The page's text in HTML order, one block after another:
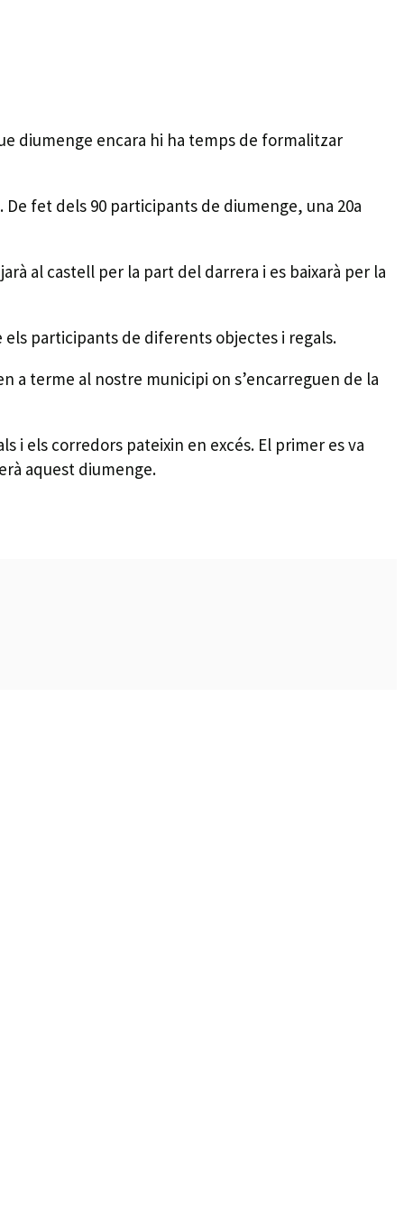
diumenge encara hi ha temps de formalitzar
fet dels 90 participants de diumenge, una 20a
al castell per la part del darrera i es baixarà per la
participants de diferents objectes i regals.
a terme al nostre municipi on s’encarreguen de la
i els corredors pateixin en excés. El primer es va
aquest diumenge.